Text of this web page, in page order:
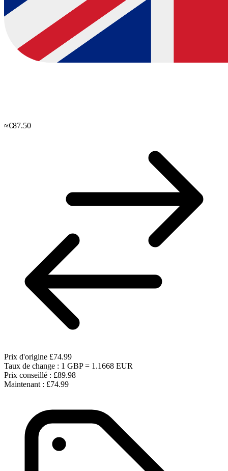
≈€87.50
Prix d'origine £74.99
Taux de change : 1 GBP = 1.1668 EUR
Prix conseillé : £89.98
Maintenant : £74.99